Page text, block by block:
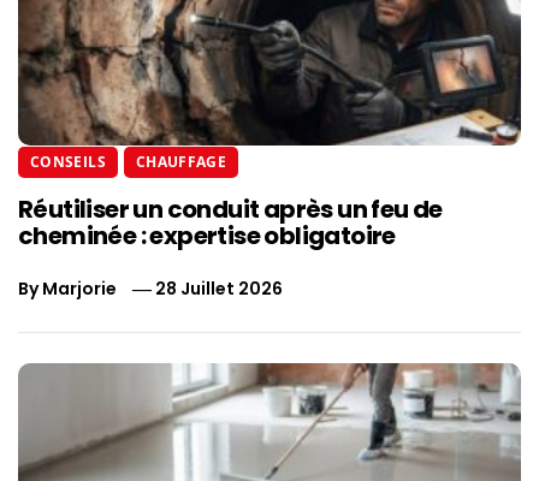
CONSEILS CHAUFFAGE
Réutiliser un conduit après un feu de
cheminée : expertise obligatoire
ByMarjorie 28 Juillet 2026